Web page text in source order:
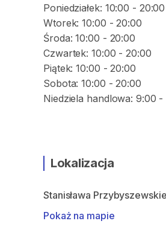
Poniedziałek: 10:00 - 20:00
Wtorek: 10:00 - 20:00
Środa: 10:00 - 20:00
Czwartek: 10:00 - 20:00
Piątek: 10:00 - 20:00
Sobota: 10:00 - 20:00
Lokalizacja
Stanisława
Pokaż na mapie